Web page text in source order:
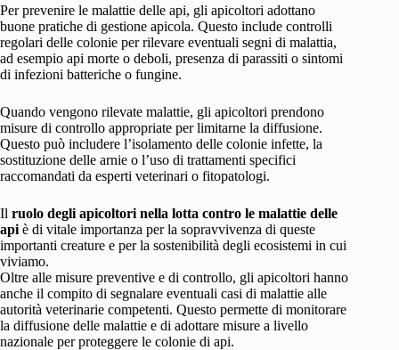
Per prevenire le malattie delle api, gli apicoltori adottano
buone pratiche di gestione apicola. Questo include controlli
regolari delle colonie per rilevare eventuali segni di malattia,
ad esempio api morte o deboli, presenza di parassiti o sintomi
di infezioni batteriche o fungine.
Quando vengono rilevate malattie, gli apicoltori prendono
misure di controllo appropriate per limitarne la diffusione.
Questo può includere l’isolamento delle colonie infette, la
sostituzione delle arnie o l’uso di trattamenti specifici
raccomandati da esperti veterinari o fitopatologi.
Il ruolo degli apicoltori nella lotta contro le malattie delle
api è di vitale importanza per la sopravvivenza di queste
importanti creature e per la sostenibilità degli ecosistemi in cui
viviamo.
Oltre alle misure preventive e di controllo, gli apicoltori hanno
anche il compito di segnalare eventuali casi di malattie alle
autorità veterinarie competenti. Questo permette di monitorare
la diffusione delle malattie e di adottare misure a livello
nazionale per proteggere le colonie di api.